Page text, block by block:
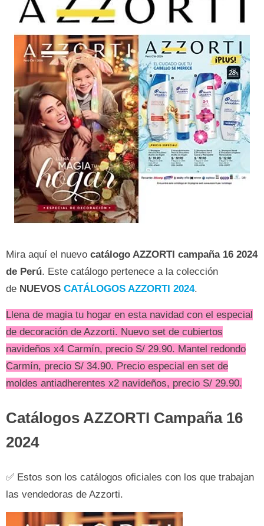
Mira aquí el nuevo catálogo AZZORTI campaña 16 2024
de Perú. Este catálogo pertenece a la colección
de NUEVOS CATÁLOGOS AZZORTI 2024.
Llena de magia tu hogar en esta navidad con el especial
de decoración de Azzorti. Nuevo set de cubiertos
navideños x4 Carmín, precio S/ 29.90. Mantel redondo
Carmín, precio S/ 34.90. Precio especial en set de
moldes antiadherentes x2 navideños, precio S/ 29.90.
Catálogos AZZORTI Campaña 16
2024
✅ Estos son los catálogos oficiales con los que trabajan
las vendedoras de Azzorti.